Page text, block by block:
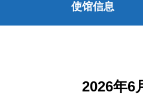
使馆信息
2026年6